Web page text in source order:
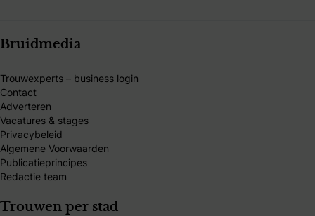
Bruidmedia
Trouwexperts – business login
Contact
Adverteren
Vacatures & stages
Privacybeleid
Algemene Voorwaarden
Publicatieprincipes
Redactie team
Trouwen per stad